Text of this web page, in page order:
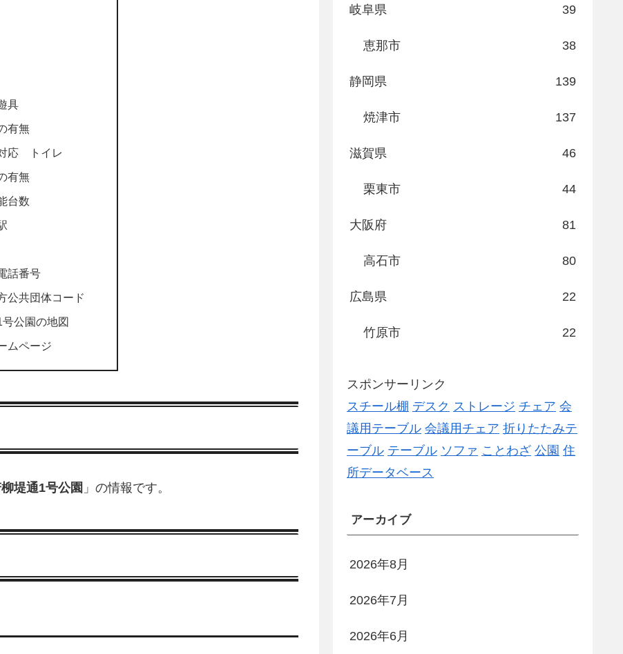
具
有無
応 トイレ
有無
台数
話番号
公共団体コード
公園の地図
ムページ
堤通1号公園 」の情報です。
岐阜県 39
恵那市 38
静岡県 139
焼津市 137
滋賀県 46
栗東市 44
大阪府 81
高石市 80
広島県 22
竹原市 22
スポンサーリンク
スチール棚 デスク ストレージ チェア 会
議用テーブル 会議用チェア 折りたたみテ
ーブル テーブル ソファ ことわざ 公園 住
所データベース
アーカイブ
2026年8月
2026年7月
2026年6月